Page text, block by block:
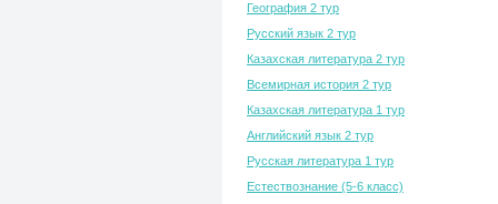
География 2 тур
Русский язык 2 тур
Казахская литература 2 тур
Всемирная история 2 тур
Казахская литература 1 тур
Английский язык 2 тур
Русская литература 1 тур
Естествознание (5-6 класс)